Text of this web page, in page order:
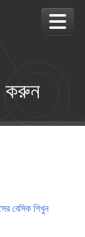
করুন
বেসিক শিখুন